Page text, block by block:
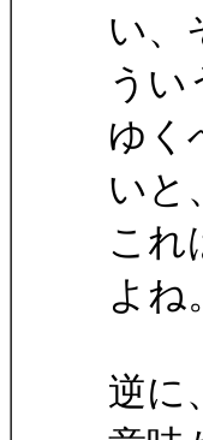
い、
うい
ゆく
いと
これ
よね。
逆に